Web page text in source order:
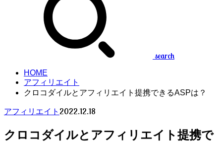
search
HOME
アフィリエイト
クロコダイルとアフィリエイト提携できるASPは？
アフィリエイト 2022.12.18
クロコダイルとアフィリエイト提携で